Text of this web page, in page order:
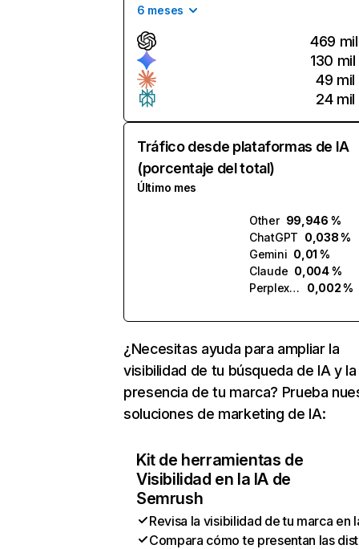
6 meses
469 mil
130 mil
49 mil
24 mil
Tráfico desde plataformas de IA
(porcentaje del total)
Último mes
Other 99,946 %
ChatGPT 0,038 %
Gemini 0,01 %
Claude 0,004 %
Perplexity
0,002 %
¿Necesitas ayuda para ampliar la
visibilidad de tu búsqueda de IA y la
presencia de tu marca? Prueba
soluciones de marketing de IA:
Kit de herramientas de
Visibilidad en la IA de
Semrush
Revisa la visibilidad de tu marca en
Compara cómo te presentan las